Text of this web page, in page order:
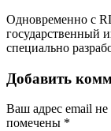
Одновременно с
государственный
специально
Добавить
Ваш адрес email не
помечены *